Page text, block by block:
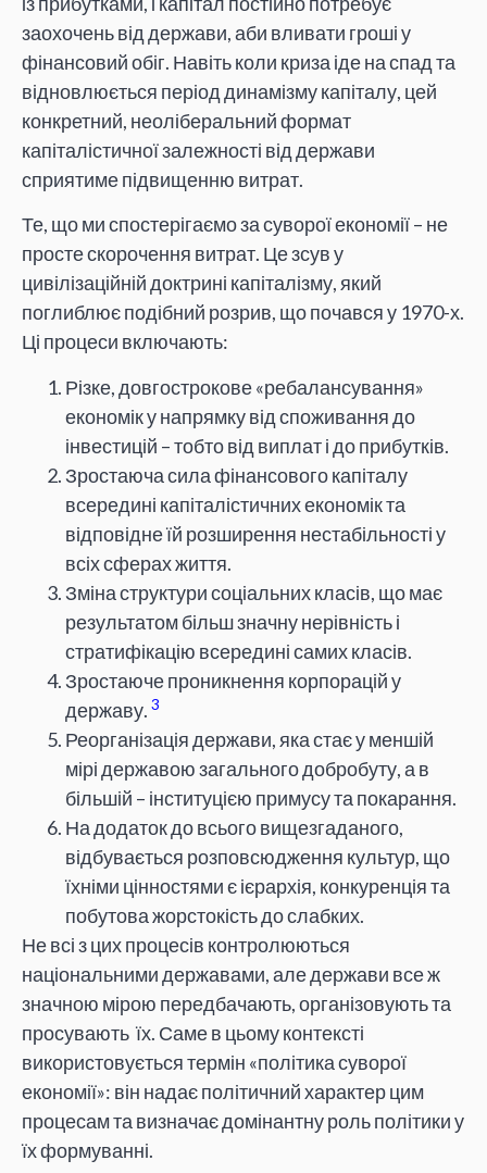
заохочень від держави, аби вливати гроші у
фінансовий обіг. Навіть коли криза іде на спад та
відновлюється період динамізму капіталу, цей
конкретний, неоліберальний формат
капіталістичної залежності від держави
сприятиме підвищенню витрат.
Те, що ми спостерігаємо за суворої економії – не
просте скорочення витрат. Це зсув у
цивілізаційній доктрині капіталізму, який
поглиблює подібний розрив, що почався у 1970-х.
Ці процеси включають:
Різке, довгострокове «ребалансування»
економік у напрямку від споживання до
інвестицій – тобто від виплат і до прибутків.
Зростаюча сила фінансового капіталу
всередині капіталістичних економік та
відповідне їй розширення нестабільності у
всіх сферах життя.
Зміна структури соціальних класів, що має
результатом більш значну нерівність і
стратифікацію всередині самих класів.
Зростаюче проникнення корпорацій у
державу. 3
Реорганізація держави, яка стає у меншій
мірі державою загального добробуту, а в
більшій – інституцією примусу та покарання.
На додаток до всього вищезгаданого,
відбувається розповсюдження культур, що
їхніми цінностями є ієрархія, конкуренція та
побутова жорстокість до слабких.
Не всі з цих процесів контролюються
національними державами, але держави все ж
значною мірою передбачають, організовують та
просувають їх. Саме в цьому контексті
використовується термін «політика суворої
економії»: він надає політичний характер цим
процесам та визначає домінантну роль політики у
їх формуванні.